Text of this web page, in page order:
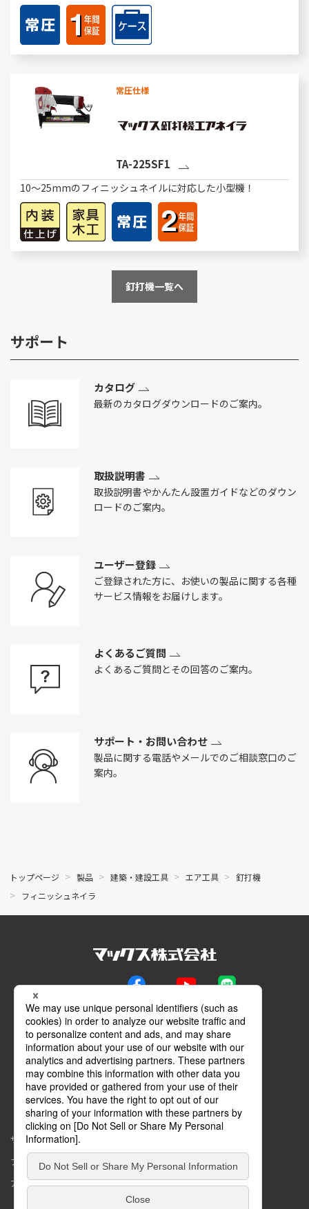
常圧仕様
TA-225SF1
10～25mmのフィニッシュネイルに対応した小型機！
釘打機一覧へ
サポート
カタログ
最新のカタログダウンロードのご案内。
取扱説明書
取扱説明書やかんたん設置ガイドなどのダウン
ロードのご案内。
ユーザー登録
ご登録された方に、お使いの製品に関する各種
サービス情報をお届けします。
よくあるご質問
よくあるご質問とその回答のご案内。
サポート・お問い合わせ
製品に関する電話やメールでのご相談窓口のご
案内。
トップページ 製品 建築・建設工具 エア工具
釘打機
フィニッシュネイラ
Facebook
YouTube LINE
メールマガジン
動画特設サイト
マイページ
サイトマップ
プライバシーポリシー
コミュニティガイドライン
アクセシビリティ